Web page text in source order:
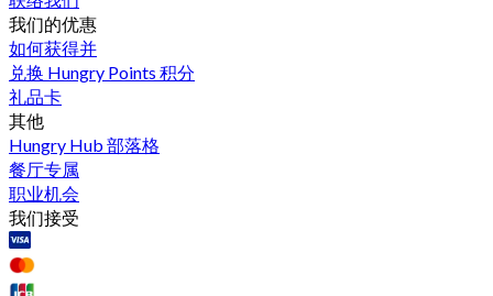
我们的优惠
如何获得并
兑换 Hungry Points 积分
礼品卡
其他
Hungry Hub 部落格
餐厅专属
职业机会
我们接受